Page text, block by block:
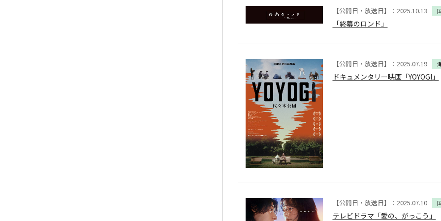
【公開日・放送日】：2025.10.13
「終幕のロンド」
【公開日・放送日】：2025.07.19
ドキュメンタリー映画「YOYOGI」
【公開日・放送日】：2025.07.10
テレビドラマ「愛の、がっこう」